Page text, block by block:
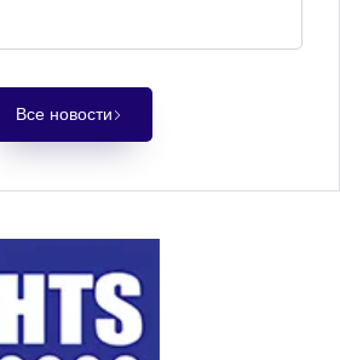
Все новости